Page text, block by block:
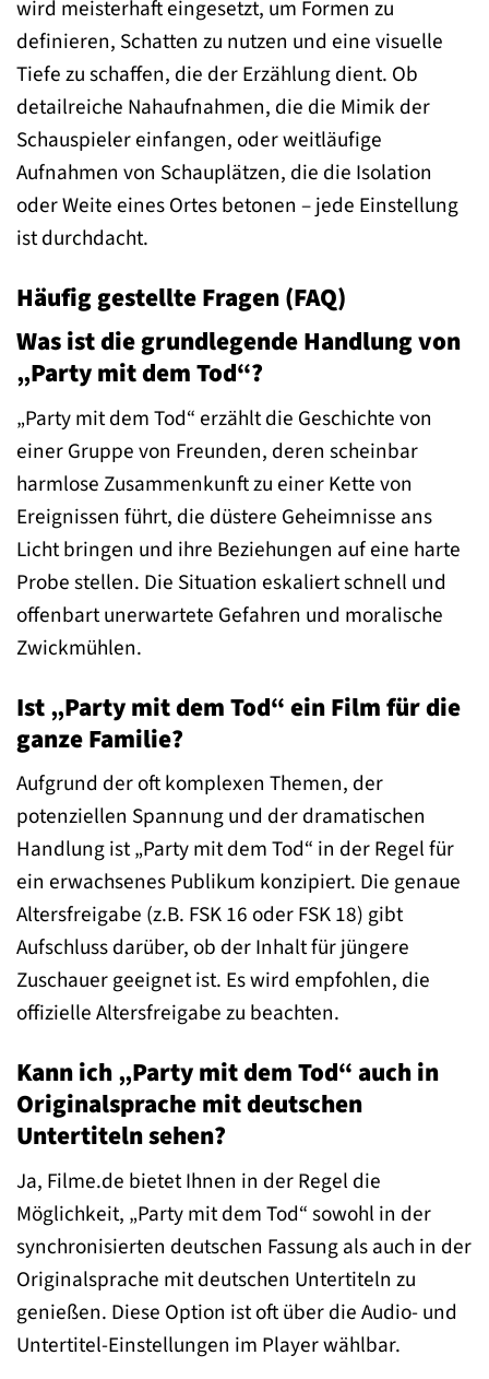
wird meisterhaft eingesetzt, um Formen zu
definieren, Schatten zu nutzen und eine visuelle
Tiefe zu schaffen, die der Erzählung dient. Ob
detailreiche Nahaufnahmen, die die Mimik der
Schauspieler einfangen, oder weitläufige
Aufnahmen von Schauplätzen, die die Isolation
oder Weite eines Ortes betonen – jede Einstellung
ist durchdacht.
Häufig gestellte Fragen (FAQ)
Was ist die grundlegende Handlung von
„Party mit dem Tod“?
„Party mit dem Tod“ erzählt die Geschichte von
einer Gruppe von Freunden, deren scheinbar
harmlose Zusammenkunft zu einer Kette von
Ereignissen führt, die düstere Geheimnisse ans
Licht bringen und ihre Beziehungen auf eine harte
Probe stellen. Die Situation eskaliert schnell und
offenbart unerwartete Gefahren und moralische
Zwickmühlen.
Ist „Party mit dem Tod“ ein Film für die
ganze Familie?
Aufgrund der oft komplexen Themen, der
potenziellen Spannung und der dramatischen
Handlung ist „Party mit dem Tod“ in der Regel für
ein erwachsenes Publikum konzipiert. Die genaue
Altersfreigabe (z.B. FSK 16 oder FSK 18) gibt
Aufschluss darüber, ob der Inhalt für jüngere
Zuschauer geeignet ist. Es wird empfohlen, die
offizielle Altersfreigabe zu beachten.
Kann ich „Party mit dem Tod“ auch in
Originalsprache mit deutschen
Untertiteln sehen?
Ja, Filme.de bietet Ihnen in der Regel die
Möglichkeit, „Party mit dem Tod“ sowohl in der
synchronisierten deutschen Fassung als auch in der
Originalsprache mit deutschen Untertiteln zu
genießen. Diese Option ist oft über die Audio- und
Untertitel-Einstellungen im Player wählbar.